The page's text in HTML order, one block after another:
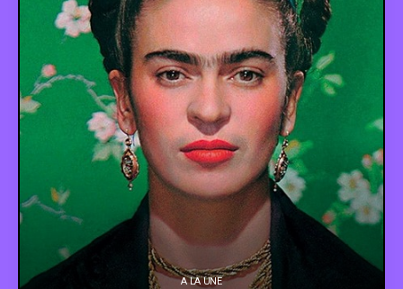
ART
JEUX-VIDÉO
VINTAGE
PEOPLE
FOOD
BONS PLANS
A LA UNE